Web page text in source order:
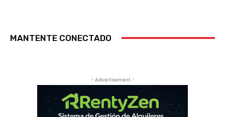
MANTENTE CONECTADO
- Advertisement -